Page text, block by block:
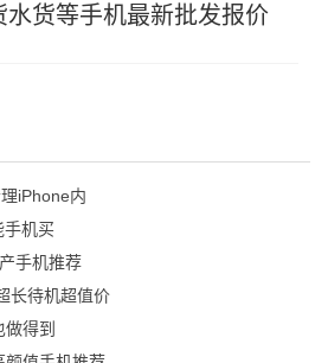
水货等手机最新批发报价
iPhone内
手机买
手机推荐
长待机超值价
得到